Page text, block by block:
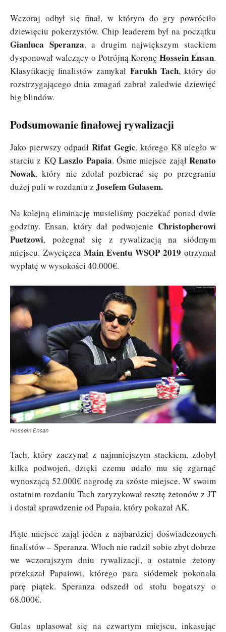
Wczoraj odbył się finał, w którym do gry powróciło
dziewięciu pokerzystów. Chip leaderem był na początku
Gianluca Speranza, a drugim największym stackiem
dysponował walczący o Potrójną KoronęHossein Ensan.
Klasyfikację finalistów zamykał Farukh Tach, który do
rozstrzygającego dnia zmagań zabrał zaledwie dziewięć
big blindów.
Podsumowanie finałowej rywalizacji
Jako pierwszy odpadł Rifat Gegic, którego K8 uległo w
starciu z KQLaszlo Papaia. Ósme miejsce zajął Renato
Nowak, który nie zdołał pozbierać się po przegraniu
dużej puli w rozdaniu z Josefem Gulasem.
Na kolejną eliminację musieliśmy poczekać ponad dwie
godziny. Ensan, który dał podwojenie Christopherowi
Puetzowi, pożegnał się z rywalizacją na siódmym
miejscu. Zwycięzca Main Eventu WSOP 2019 otrzymał
wypłatę w wysokości 40.000€.
Hossein Ensan
Tach, który zaczynał z najmniejszym stackiem, zdobył
kilka podwojeń, dzięki czemu udało mu się zgarnąć
wynoszącą 52.000€ nagrodę za szóste miejsce. W swoim
ostatnim rozdaniu Tach zaryzykował resztę żetonów z JT
i dostał sprawdzenie od Papaia, który pokazał AK.
Piąte miejsce zajął jeden z najbardziej doświadczonych
finalistów – Speranza. Włoch nie radził sobie zbyt dobrze
we wczorajszym dniu rywalizacji, a ostatnie żetony
przekazał Papaiowi, którego para siódemek pokonała
parę piątek. Speranza odszedł od stołu bogatszy o
68.000€.
Gulas uplasował się na czwartym miejscu, inkasując